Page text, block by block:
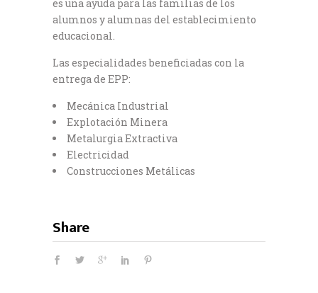
es una ayuda para las familias de los
alumnos y alumnas del establecimiento
educacional.
Las especialidades beneficiadas con la
entrega de EPP:
Mecánica Industrial
Explotación Minera
Metalurgia Extractiva
Electricidad
Construcciones Metálicas
Share